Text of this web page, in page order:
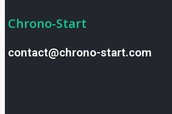
Chrono-Start
contact@chrono-start.com